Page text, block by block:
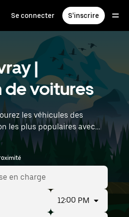
Se connecter S'inscrire
|
de voitures
les véhicules des
les plus populaires avec
électriques aux berlines
par les SUV, vous trouverez
aux voyageurs en solo et
jusqu'à sept personnes.
l'emplacement (par
Airport) pour trouver des
à proximité.
en charge
12:00 PM